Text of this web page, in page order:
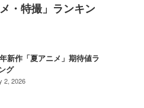
・特撮」ランキン
新作「夏アニメ」期待値ラ
グ
2, 2026